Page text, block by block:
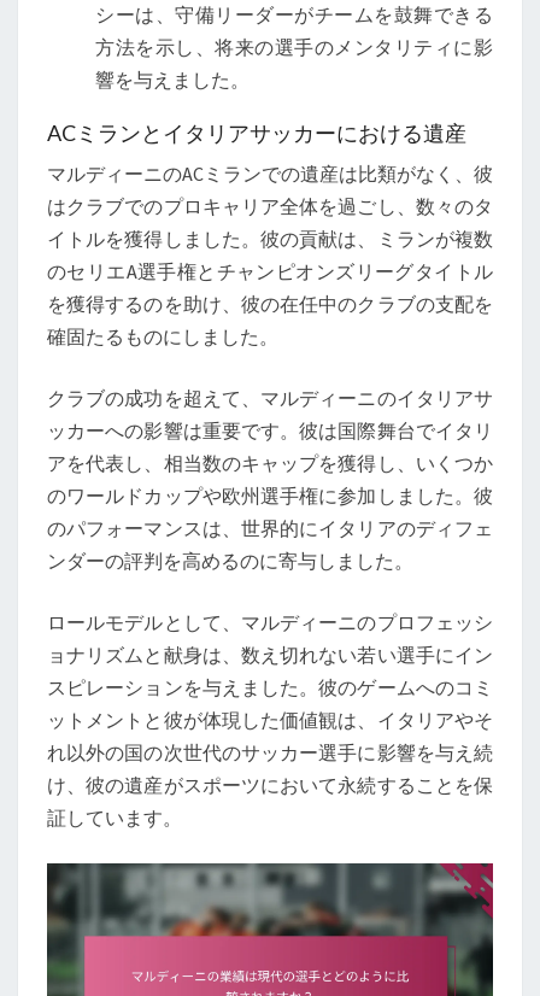
シーは、守備リーダーがチームを鼓舞できる
方法を示し、将来の選手のメンタリティに影
響を与えました。
ACミランとイタリアサッカーにおける遺産
マルディーニのACミランでの遺産は比類がなく、彼
はクラブでのプロキャリア全体を過ごし、数々のタ
イトルを獲得しました。彼の貢献は、ミランが複数
のセリエA選手権とチャンピオンズリーグタイトル
を獲得するのを助け、彼の在任中のクラブの支配を
確固たるものにしました。
クラブの成功を超えて、マルディーニのイタリアサ
ッカーへの影響は重要です。彼は国際舞台でイタリ
アを代表し、相当数のキャップを獲得し、いくつか
のワールドカップや欧州選手権に参加しました。彼
のパフォーマンスは、世界的にイタリアのディフェ
ンダーの評判を高めるのに寄与しました。
ロールモデルとして、マルディーニのプロフェッシ
ョナリズムと献身は、数え切れない若い選手にイン
スピレーションを与えました。彼のゲームへのコミ
ットメントと彼が体現した価値観は、イタリアやそ
れ以外の国の次世代のサッカー選手に影響を与え続
け、彼の遺産がスポーツにおいて永続することを保
証しています。